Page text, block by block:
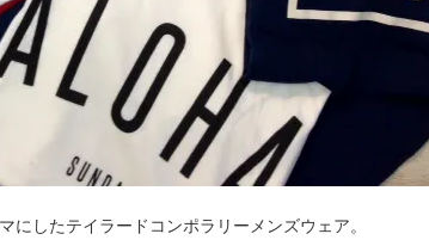
にしたテイラードコンポラリーメンズウェア。